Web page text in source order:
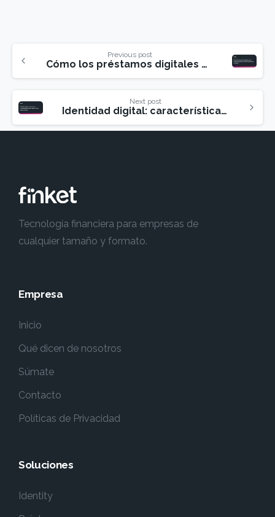
Previous post
Cómo los préstamos digitales están revolucionando los servicios financieros en México
Next post
Identidad digital: características y funcionamiento de un proceso clave para tu negocio
Tecnología financiera para empresas de
cualquier tamaño y formato.
Empresa
Inicio
Qué dicen de nosotros
Súmate
Contacto
Políticas de Privacidad
Soluciones
Identity